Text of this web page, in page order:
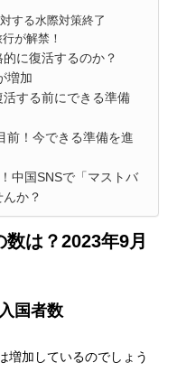
する水際対策終了
が解禁！
に復活するのか？
増加
する前にできる準備
前！今できる準備を進
中国SNSで「マストバ
か？
は？2023年9月
国者数
増加しているのでしょう